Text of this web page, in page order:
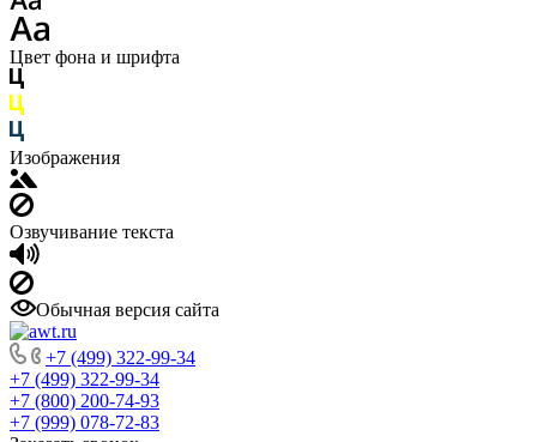
Цвет фона и шрифта
Изображения
Озвучивание текста
Обычная версия сайта
+7 (499) 322-99-34
+7 (499) 322-99-34
+7 (800) 200-74-93
+7 (999) 078-72-83